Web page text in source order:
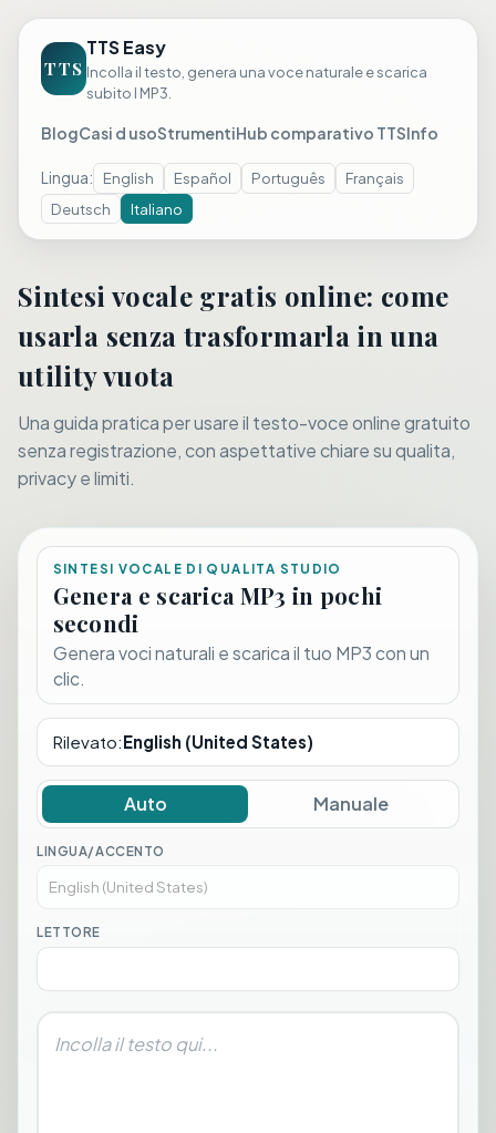
TTS
TTS Easy
Incolla il testo, genera una voce naturale e scarica
subito l MP3.
BlogCasi d usoStrumentiHub comparativo TTSInfo
Lingua: English Español Português
Français
Deutsch
Italiano
Sintesi vocale gratis online: come
usarla senza trasformarla in una
utility vuota
Una guida pratica per usare il testo-voce online gratuito
senza registrazione, con aspettative chiare su qualita,
privacy e limiti.
SINTESI VOCALE DI QUALITA STUDIO
Genera e scarica MP3 in pochi
secondi
Genera voci naturali e scarica il tuo MP3 con un
clic.
Rilevato:English (United States)
Auto Manuale
LINGUA/ACCENTO
LETTORE